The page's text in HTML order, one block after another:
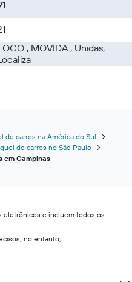
, MOVIDA , Unidas,
de carros na América do Sul
de carros no São Paulo
em Campinas
eletrônicos e incluem todos os
no entanto,